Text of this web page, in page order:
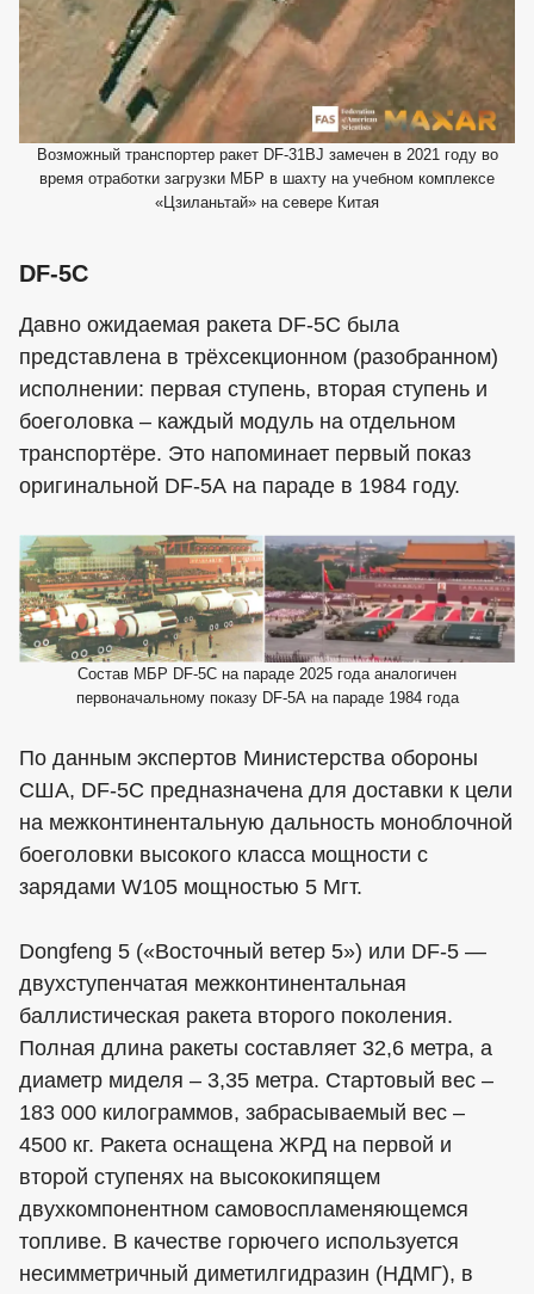
Возможный транспортер ракет DF-31BJ замечен в 2021 году во
время отработки загрузки МБР в шахту на учебном комплексе
«Цзиланьтай» на севере Китая
DF-5C
Давно ожидаемая ракета DF-5C была
представлена в трёхсекционном (разобранном)
исполнении: первая ступень, вторая ступень и
боеголовка – каждый модуль на отдельном
транспортёре. Это напоминает первый показ
оригинальной DF-5А на параде в 1984 году.
Состав МБР DF-5C на параде 2025 года аналогичен
первоначальному показу DF-5А на параде 1984 года
По данным экспертов Министерства обороны
США, DF-5C предназначена для доставки к цели
на межконтинентальную дальность моноблочной
боеголовки высокого класса мощности с
зарядами W105 мощностью 5 Мгт.
Dongfeng 5 («Восточный ветер 5») или DF-5 —
двухступенчатая межконтинентальная
баллистическая ракета второго поколения.
Полная длина ракеты составляет 32,6 метра, а
диаметр миделя – 3,35 метра. Стартовый вес –
183 000 килограммов, забрасываемый вес –
4500 кг. Ракета оснащена ЖРД на первой и
второй ступенях на высококипящем
двухкомпонентном самовоспламеняющемся
топливе. В качестве горючего используется
несимметричный диметилгидразин (НДМГ), в